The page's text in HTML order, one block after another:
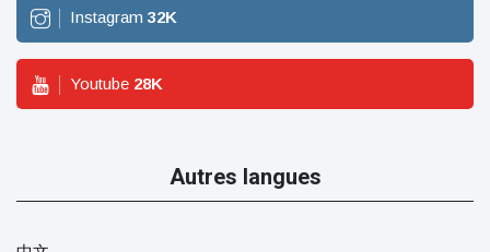
Instagram 32K
Youtube 28K
Autres langues